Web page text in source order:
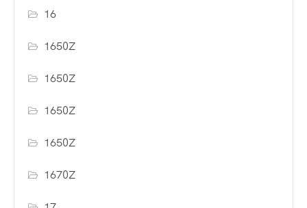
16
1650Z
1650Z
1650Z
1650Z
1670Z